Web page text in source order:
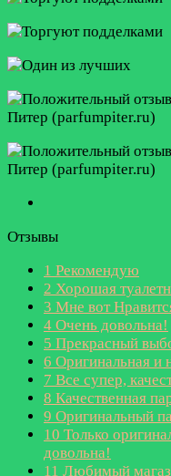
Отзывы
1 Рекомендую
2 Хорошая
3 Мне вот
4 Очень довольна!
5 Прекрасный
6 Оригинальная и
7 Все супер,
8 Качественная
9 Оригинальный
10 Только
довольна!
11 Любимый